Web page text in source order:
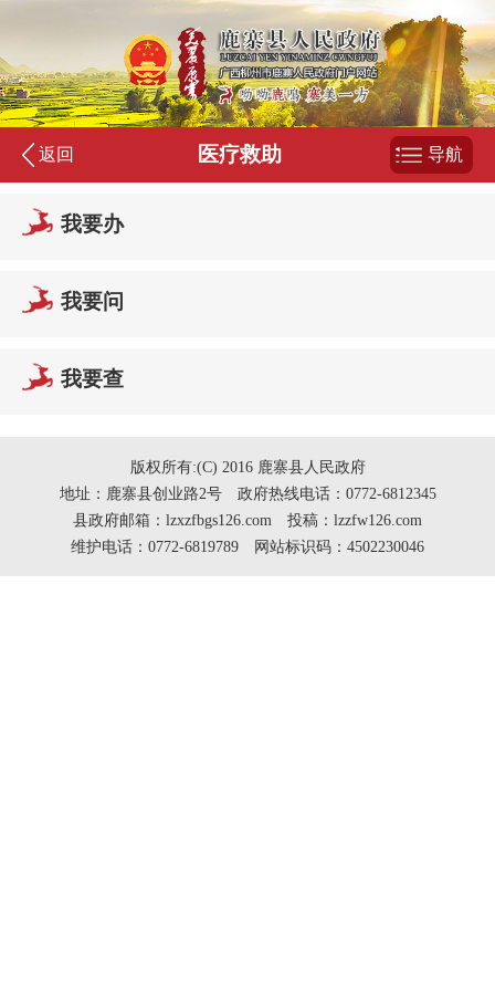
返回 医疗救助 导航
我要办
我要问
我要查
版权所有:(C) 2016 鹿寨县人民政府
地址：鹿寨县创业路2号 政府热线电话：0772-6812345
县政府邮箱：lzxzfbgs126.com 投稿：lzzfw126.com
维护电话：0772-6819789 网站标识码：4502230046